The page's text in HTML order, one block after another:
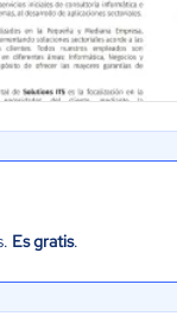
Es gratis.